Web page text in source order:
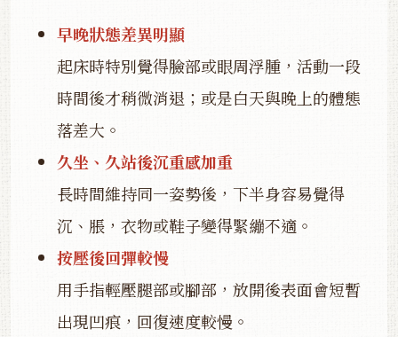
早晚狀態差異明顯
起床時特別覺得臉部或眼周浮腫，活動一段
時間後才稍微消退；或是白天與晚上的體態
落差大。
久坐、久站後沉重感加重
長時間維持同一姿勢後，下半身容易覺得
沉、脹，衣物或鞋子變得緊繃不適。
按壓後回彈較慢
用手指輕壓腿部或腳部，放開後表面會短暫
出現凹痕，回復速度較慢。